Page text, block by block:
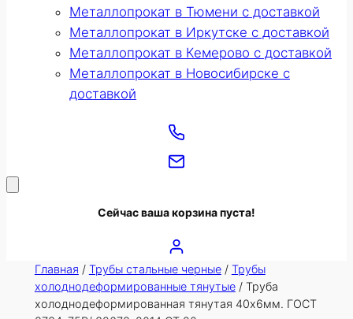
Металлопрокат в Тюмени с доставкой
Металлопрокат в Иркутске с доставкой
Металлопрокат в Кемерово с доставкой
Металлопрокат в Новосибирске с
доставкой
Сейчас ваша корзина пуста!
Главная / Трубы стальные черные/ Трубы
холоднодеформированные тянутые/ Труба
холоднодеформированная тянутая 40х6мм. ГОСТ